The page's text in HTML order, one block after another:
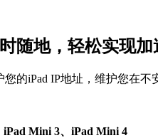
随地，轻松实现加
的iPad IP地址，维护您在
Mini 3、iPad Mini 4